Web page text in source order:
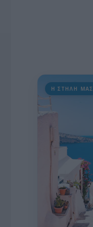
Η ΣΤΗΛΗ ΜΑΣ